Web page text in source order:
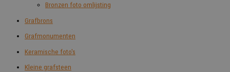
Bronzen foto omlijsting
Grafbrons
Grafmonumenten
Keramische foto's
Kleine grafsteen